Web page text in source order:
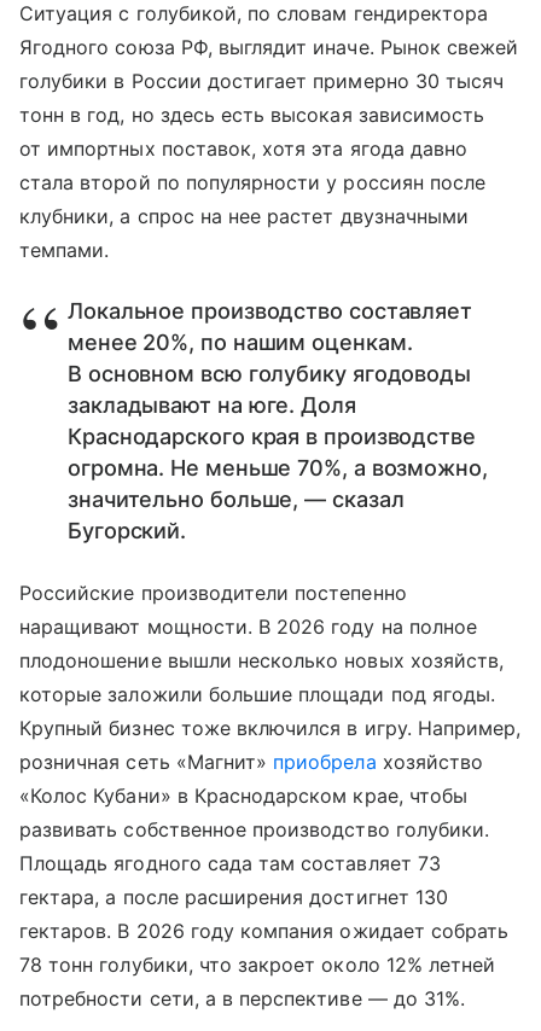
Ситуация с голубикой, по словам гендиректора
Ягодного союза РФ, выглядит иначе. Рынок свежей
голубики в России достигает примерно 30 тысяч
тонн в год, но здесь есть высокая зависимость
от импортных поставок, хотя эта ягода давно
стала второй по популярности у россиян после
клубники, а спрос на нее растет двузначными
темпами.
Локальное производство составляет
менее 20%, по нашим оценкам.
В основном всю голубику ягодоводы
закладывают на юге. Доля
Краснодарского края в производстве
огромна. Не меньше 70%, а возможно,
значительно больше, — сказал
Бугорский.
Российские производители постепенно
наращивают мощности. В 2026 году на полное
плодоношение вышли несколько новых хозяйств,
которые заложили большие площади под ягоды.
Крупный бизнес тоже включился в игру. Например,
розничная сеть «Магнит» приобрела хозяйство
«Колос Кубани» в Краснодарском крае, чтобы
развивать собственное производство голубики.
Площадь ягодного сада там составляет 73
гектара, а после расширения достигнет 130
гектаров. В 2026 году компания ожидает собрать
78 тонн голубики, что закроет около 12% летней
потребности сети, а в перспективе — до 31%.